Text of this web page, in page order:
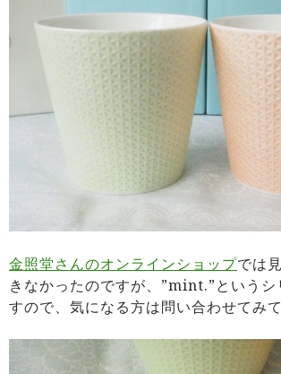
金照堂さんのオンラインショップでは
きなかったのですが、”mint.”というシ
すので、気になる方は問い合わせてみて